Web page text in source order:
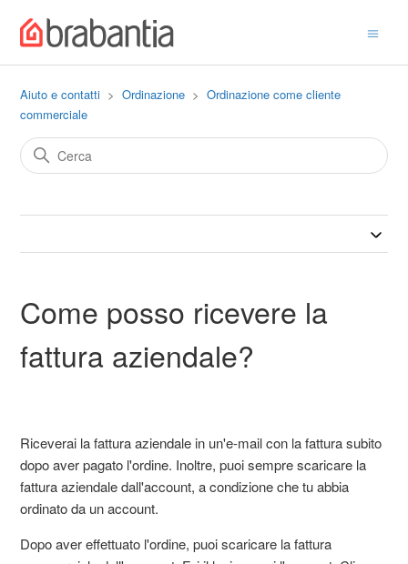
Aiuto e contatti Ordinazione
Ordinazione come cliente
commerciale
Come posso ricevere la
fattura aziendale?
Riceverai la fattura aziendale in un'e-mail con la fattura subito
dopo aver pagato l'ordine. Inoltre, puoi sempre scaricare la
fattura aziendale dall'account, a condizione che tu abbia
ordinato da un account.
Dopo aver effettuato l'ordine, puoi scaricare la fattura